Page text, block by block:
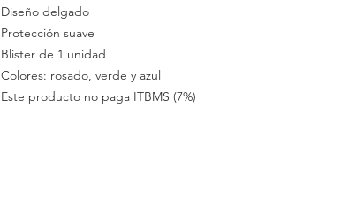
Diseño delgado
Protección suave
Blister de 1 unidad
Colores: rosado, verde y azul
Este producto no paga ITBMS (7%)